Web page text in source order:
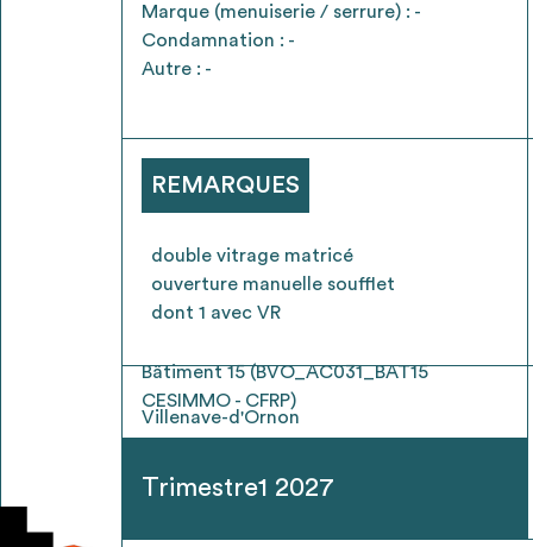
* Attention, l’ajout des matériaux à sa liste et
voirFAQ
Marque (menuiserie / serrure) : -
Condamnation : -
Autre : -
REMARQUES
double vitrage matricé
ouverture manuelle soufflet
dont 1 avec VR
Bâtiment 15 (BVO_AC031_BAT15
CESIMMO - CFRP)
Villenave-d'Ornon
Trimestre1 2027